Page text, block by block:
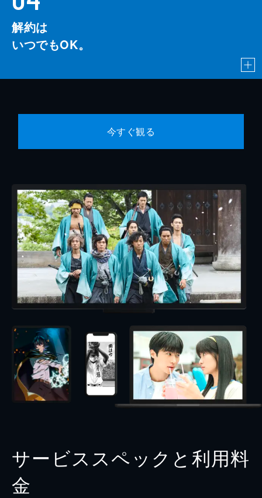
解約は
いつでもOK。
今すぐ観る
サービススペックと利用料
金